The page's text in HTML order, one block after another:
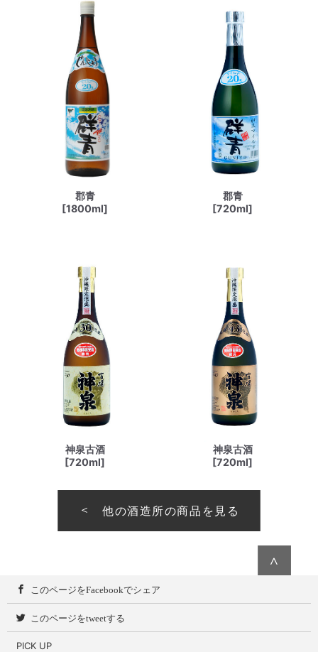
郡青
[1800ml]
郡青
[720ml]
神泉古酒
[720ml]
神泉古酒
[720ml]
他の酒造所の商品を見る
∧
このページをFacebookでシェア
このページをtweetする
PICK UP